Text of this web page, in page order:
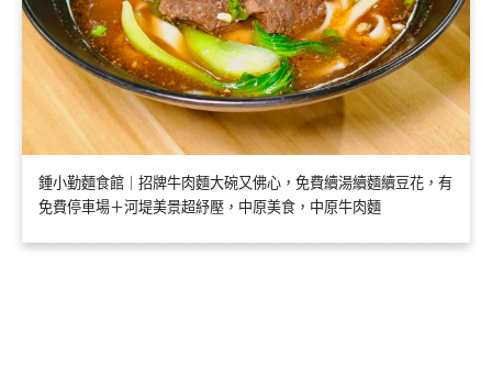
鍾小勤麵食館｜招牌牛肉麵大碗又佛心，免費續湯續麵續豆花，有
免費停車場＋河堤美景超紓壓，中原美食，中原牛肉麵